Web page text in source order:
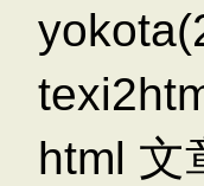
html 文